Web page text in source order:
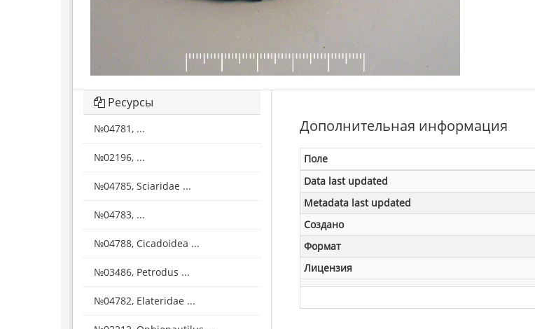
Дополнительная информация
Поле
Data last updated
Metadata last updated
Создано
Формат
Лицензия
Ресурсы
№04781, ...
№02196, ...
№04785, Sciaridae ...
№04783, ...
№04788, Cicadoidea ...
№03486, Petrodus ...
№04782, Elateridae ...